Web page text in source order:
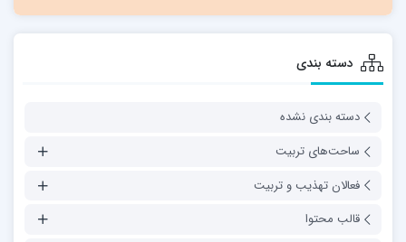
دسته بندی
دسته بندی نشده
ساحت‌های تربیت
فعالان تهذیب و تربیت
قالب محتوا